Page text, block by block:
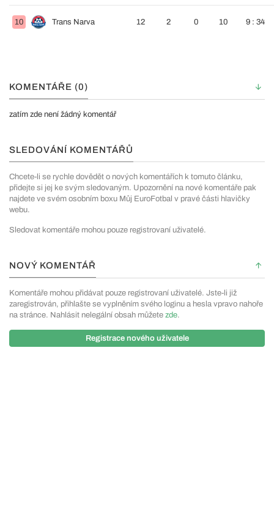
10 Trans Narva 12 2 0 10 9 : 34
KOMENTÁŘE (0)
zatím zde není žádný komentář
SLEDOVÁNÍ KOMENTÁŘŮ
Chcete-li se rychle dovědět o nových komentářích k tomuto článku,
přidejte si jej ke svým sledovaným. Upozornění na nové komentáře pak
najdete ve svém osobním boxu Můj EuroFotbal v pravé části hlavičky
webu.
Sledovat komentáře mohou pouze registrovaní uživatelé.
NOVÝ KOMENTÁŘ
Komentáře mohou přidávat pouze registrovaní uživatelé. Jste-li již
zaregistrován, přihlašte se vyplněním svého loginu a hesla vpravo nahoře
na stránce. Nahlásit nelegální obsah můžete zde.
Registrace nového uživatele